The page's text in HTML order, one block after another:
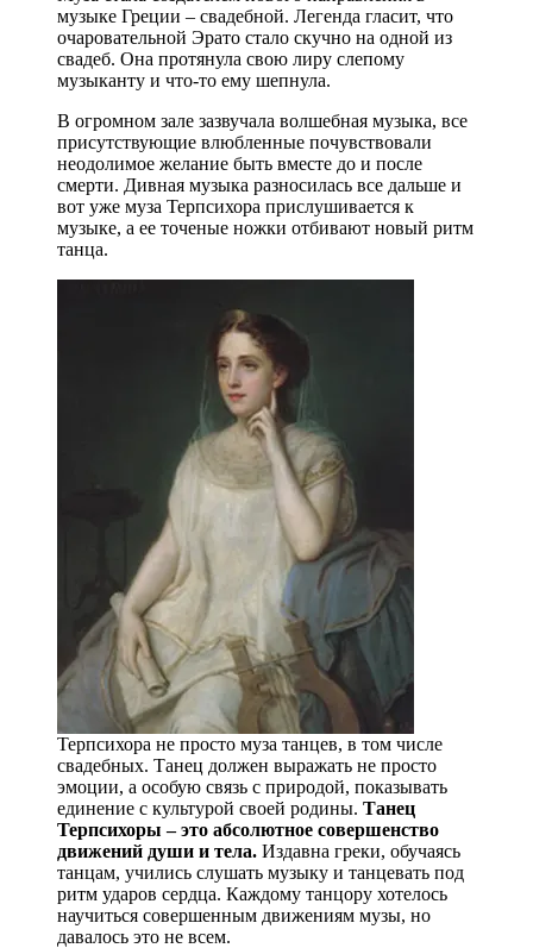
музыке Греции – свадебной. Легенда гласит, что
очаровательной Эрато стало скучно на одной из
свадеб. Она протянула свою лиру слепому
музыканту и что-то ему шепнула.
В огромном зале зазвучала волшебная музыка, все
присутствующие влюбленные почувствовали
неодолимое желание быть вместе до и после
смерти. Дивная музыка разносилась все дальше и
вот уже муза Терпсихора прислушивается к
музыке, а ее точеные ножки отбивают новый ритм
танца.
Терпсихора не просто муза танцев, в том числе
свадебных. Танец должен выражать не просто
эмоции, а особую связь с природой, показывать
единение с культурой своей родины. Танец
Терпсихоры – это абсолютное совершенство
движений души и тела. Издавна греки, обучаясь
танцам, учились слушать музыку и танцевать под
ритм ударов сердца. Каждому танцору хотелось
научиться совершенным движениям музы, но
давалось это не всем.